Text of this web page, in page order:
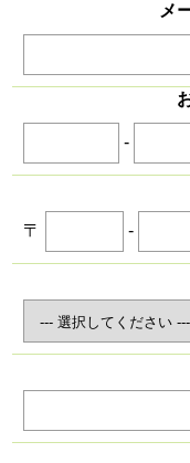
メ
-
〒 -